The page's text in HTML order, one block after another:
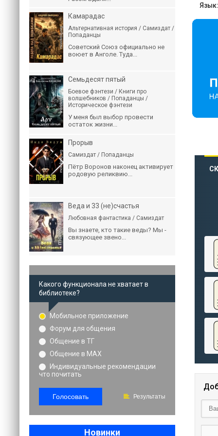
Язык:
Камарадас
Альтернативная история / Самиздат /
Попаданцы
Советский Союз официально не
воюет в Анголе. Туда...
Семьдесят пятый
Боевое фэнтези / Книги про
волшебников / Попаданцы /
Историческое фэнтези
У меня был выбор провести
остаток жизни...
Прорыв
Самиздат / Попаданцы
Пётр Воронов наконец активирует
родовую реликвию...
Веда и 33 (не)счастья
Любовная фантастика / Самиздат
Вы знаете, кто такие веды? Мы -
связующее звено...
Какого функционала не хватает в
библиотеке?
Мобильное приложение
Форум для общения
Общение в ТГ
Общение в MAX
Индивидуальные рекомендации
что почитать
Голосовать Результаты
Новинки